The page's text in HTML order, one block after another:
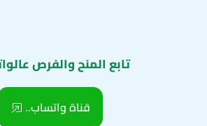
تابع المنح والفرص
قناة واتساب..